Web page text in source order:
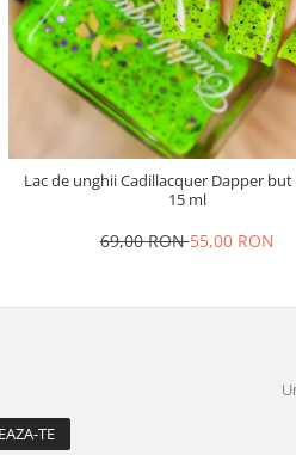
Lac de unghii Cadillacquer Dapper but
15 ml
69,00 RON55,00 RON